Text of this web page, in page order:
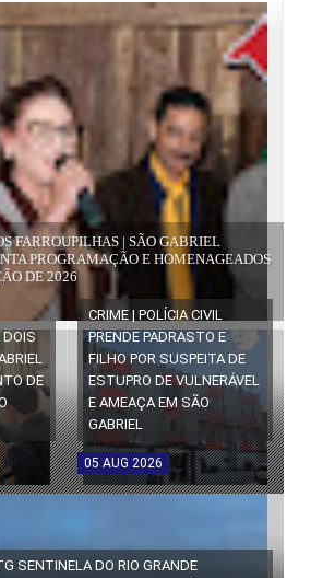
FARROUPILHAS | SÃO GABRIEL
PROGRAMAÇÃO E HOMENAGEADOS
DE 2026
DOIS
DE
CRIME | POLÍCIA CIVIL
PRENDE PADRASTO E
FILHO POR SUSPEITA DE
ESTUPRO DE VULNERÁVEL
E AMEAÇA EM SÃO
GABRIEL
05 AUG 2026
SENTINELA DO RIO GRANDE